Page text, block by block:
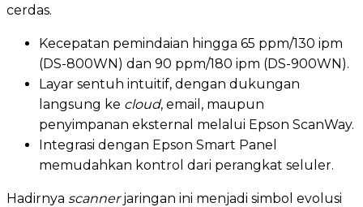
cerdas.
Kecepatan pemindaian hingga 65 ppm/130 ipm
(DS-800WN) dan 90 ppm/180 ipm (DS-900WN).
Layar sentuh intuitif, dengan dukungan
langsung ke cloud, email, maupun
penyimpanan eksternal melalui Epson ScanWay.
Integrasi dengan Epson Smart Panel
memudahkan kontrol dari perangkat seluler.
Hadirnya scannerjaringan ini menjadi simbol evolusi